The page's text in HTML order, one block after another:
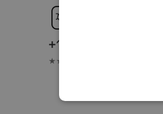
+100.000 clients
★★★★★ 4,7 Excellent